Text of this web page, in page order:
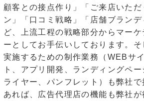
顧客との接点作り」「ご来店いた
ン」「口コミ戦略」「店舗ブラン
ど、上流工程の戦略部分からマー
ーとしてお手伝いしております。
実施するための制作業務（WEBサ
ト、アプリ開発、ランディングペ
ライヤー、パンフレット）も弊社
あれば、広告代理店の機能も弊社が